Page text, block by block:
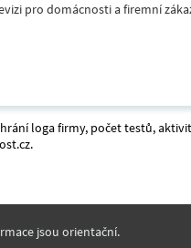
pro domácnosti a firemní
loga firmy, počet testů,
jsou orientační.